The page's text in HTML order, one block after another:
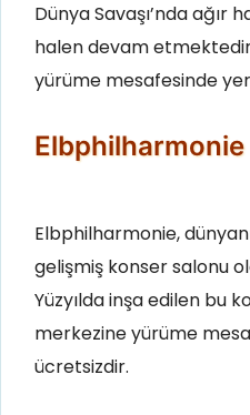
Dünya Savaşı’nda ağır
halen devam
yürüme mesafesinde
Elbphilharmonie
Elbphilharmonie,
gelişmiş konser salonu
Yüzyılda inşa edilen bu
merkezine yürüme
ücretsizdir.